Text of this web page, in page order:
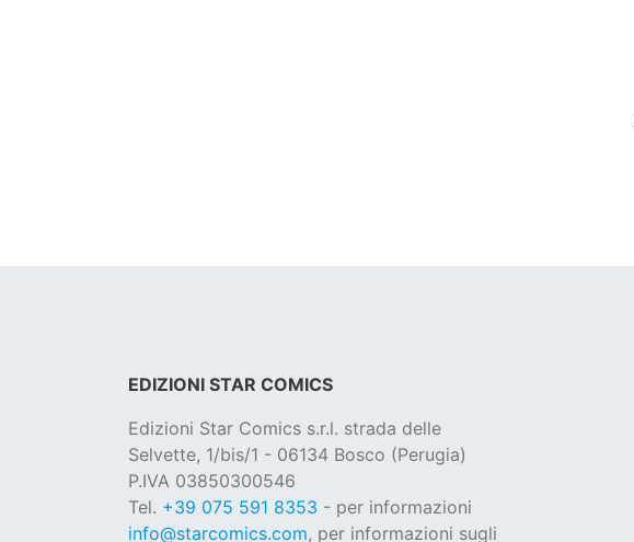
EDIZIONI STAR COMICS
Edizioni Star Comics s.r.l. strada delle
Selvette, 1/bis/1 - 06134 Bosco (Perugia)
P.IVA 03850300546
Tel. +39 075 591 8353 - per informazioni
info@starcomics.com, per informazioni sugli